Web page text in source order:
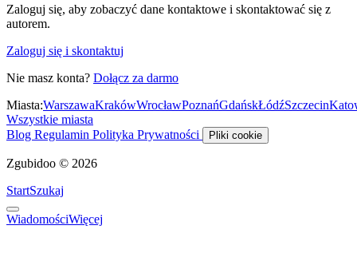
Zaloguj się, aby zobaczyć dane kontaktowe i skontaktować się z
autorem.
Zaloguj się i skontaktuj
Nie masz konta? Dołącz za darmo
Miasta:WarszawaKrakówWrocławPoznańGdańskŁódźSzczecin
Wszystkie miasta
Blog Regulamin Polityka Prywatności Pliki cookie
Zgubidoo © 2026
StartSzukaj
WiadomościWięcej